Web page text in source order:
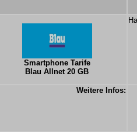
Smartphone Tarife
Blau Allnet 20 GB
Weitere Infos: